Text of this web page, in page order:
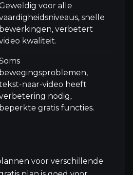
voor alle
snelle
bewerkingen, verbetert
kwaliteit.
bewegingsproblemen,
naar-video heeft
nodig,
beperkte gratis functies.
voor verschillende